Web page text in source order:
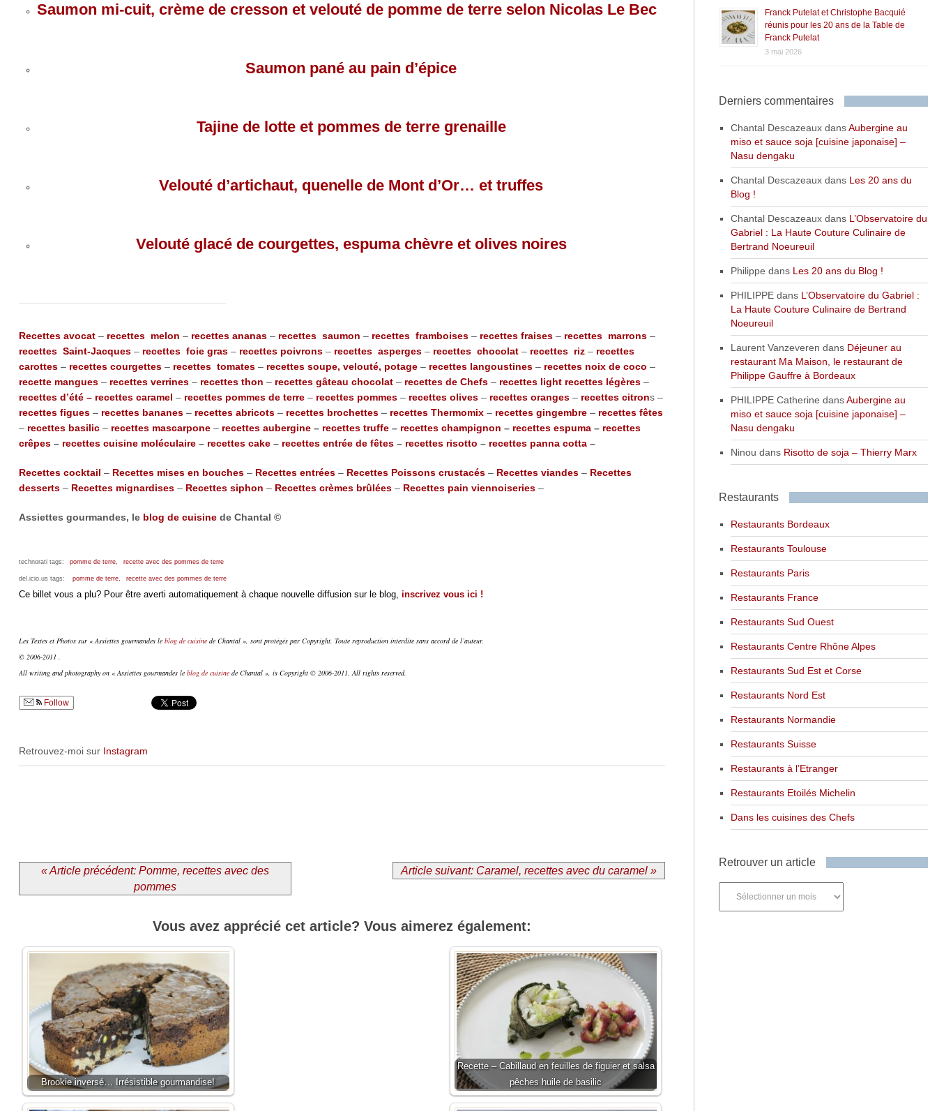
Saumon mi-cuit, crème de cresson et velouté de pomme de terre selon Nicolas Le Bec
Saumon pané au pain d’épice
Tajine de lotte et pommes de terre grenaille
Velouté d’artichaut, quenelle de Mont d’Or… et truffes
Velouté glacé de courgettes, espuma chèvre et olives noires
Recettes avocat– recettes melon – recettes ananas– recettes saumon – recettes framboises– recettes fraises– recettes marrons–
recettes Saint-Jacques– recettes foie gras–recettes poivrons– recettes asperges – recettes chocolat– recettes riz– recettes
carottes– recettes courgettes– recettes tomates– recettes soupe, velouté, potage– recettes langoustines–recettes noix de coco –
recette mangues– recettes verrines– recettes thon – recettes gâteau chocolat– recettes de Chefs– recettes light recettes légères–
recettes d’été– recettes caramel – recettes pommes de terre– recettes pommes– recettes olives– recettes oranges– recettes citrons –
recettes figues– recettes bananes– recettes abricots– recettes brochettes– recettes Thermomix– recettes gingembre– recettes fêtes
– recettes basilic– recettes mascarpone– recettes aubergine–recettes truffe– recettes champignon – recettes espuma– recettes
crêpes– recettes cuisine moléculaire– recettes cake– recettes entrée de fêtes– recettes risotto – recettes panna cotta–
Recettes cocktail – Recettes mises en bouches– Recettes entrées– Recettes Poissons crustacés– Recettes viandes– Recettes
desserts– Recettes mignardises– Recettes siphon – Recettes crèmes brûlées– Recettes pain viennoiseries–
Assiettes gourmandes, le blog de cuisinede Chantal ©
technorati tags: pomme de terre, recette avec des pommes de terre
del.icio.us tags: pomme de terre, recette avec des pommes de terre
Ce billet vous a plu? Pour être averti automatiquement à chaque nouvelle diffusion sur le blog, inscrivez vous ici !
Les Textes et Photos sur « Assiettes gourmandes le blog de cuisinede Chantal », sont protégés par Copyright. Toute reproduction interdite sans accord de l’auteur.
© 2006-2011 .
All writing and photography on « Assiettes gourmandes le blog de cuisinede Chantal », is Copyright © 2006-2011. All rights reserved.
Follow
Retrouvez-moi sur Instagram
« Article précédent: Pomme, recettes avec des
pommes
Article suivant: Caramel, recettes avec du caramel »
Vous avez apprécié cet article? Vous aimerez également:
Brookie inversé… Irrésistible gourmandise!
Recette – Cabillaud en feuilles de figuier et salsa
pêches huile de basilic
Franck Putelat et Christophe Bacquié
réunis pour les 20 ans de la Table de
Franck Putelat
3 mai 2026
Derniers commentaires
Chantal DescazeauxdansAubergine au
miso et sauce soja [cuisine japonaise] –
Nasu dengaku
Chantal Descazeauxdans Les 20 ans du
Blog !
Chantal Descazeauxdans L’Observatoire du
Gabriel : La Haute Couture Culinaire de
Bertrand Noeureuil
Philippe dans Les 20 ans du Blog !
PHILIPPEdans L’Observatoire du Gabriel :
La Haute Couture Culinaire de Bertrand
Noeureuil
Laurent Vanzeveren dans Déjeuner au
restaurant Ma Maison, le restaurant de
Philippe Gauffre à Bordeaux
PHILIPPE Catherine dansAubergine au
miso et sauce soja [cuisine japonaise] –
Nasu dengaku
Ninou dans Risotto de soja – Thierry Marx
Restaurants
Restaurants Bordeaux
Restaurants Toulouse
Restaurants Paris
Restaurants France
Restaurants Sud Ouest
Restaurants Centre Rhône Alpes
Restaurants Sud Est et Corse
Restaurants Nord Est
Restaurants Normandie
Restaurants Suisse
Restaurants à l’Etranger
Restaurants Etoilés Michelin
Dans les cuisines des Chefs
Retrouver un article